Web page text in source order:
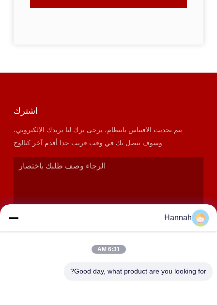
اشترك
يتم تحديث الاقتباس بانتظام، يرجى ترك لنا بريدك الإلكتروني،
وسوف نتصل بك في وقت قريب جدا أقدم آخر كتالوج
Hannah
6:31 AM
Good day, what product are you looking for?